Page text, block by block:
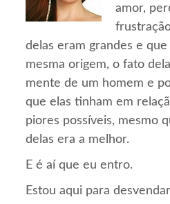
amor,
delas eram grandes e
mesma origem, o fato
mente de um homem e
que elas tinham em
piores possíveis, mesmo
delas era a melhor.
E é aí que eu entro.
Estou aqui para